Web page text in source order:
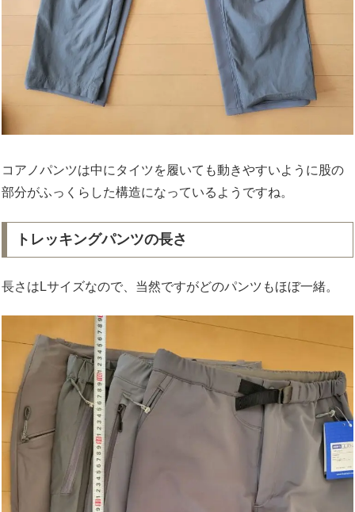
コアノパンツは中にタイツを履いても動きやすいように股の
部分がふっくらした構造になっているようですね。
トレッキングパンツの長さ
長さはLサイズなので、当然ですがどのパンツもほぼ一緒。